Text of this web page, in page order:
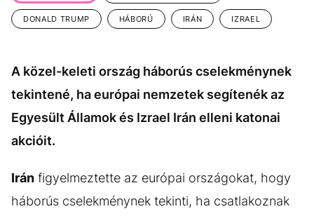
KÖZÉLET UTAZÁS
ÉLETMÓD DESIGN
VIDEÓ TÖRTÉNETEK
GASZTRO
DONALD TRUMP HÁBORÚ IRÁN IZRAEL
A közel-keleti ország háborús cselekménynek
tekintené, ha európai nemzetek segítenék az
Egyesült Államok és Izrael Irán elleni katonai
akcióit.
Irán figyelmeztette az európai országokat, hogy
háborús cselekménynek tekinti, ha csatlakoznak